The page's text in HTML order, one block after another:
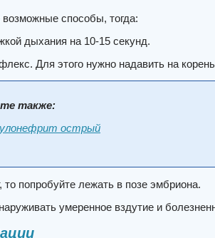
способы, тогда:
дыхания на 10-15 секунд.
Для этого нужно надавить на
также:
острый
то попробуйте лежать в позе эмбриона.
умеренное вздутие и